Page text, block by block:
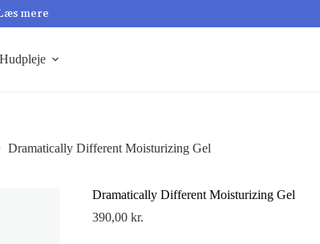
mere
Hudpleje
Dramatically Different Moisturizing Gel
Dramatically Different Moisturizing Gel
390,00kr.